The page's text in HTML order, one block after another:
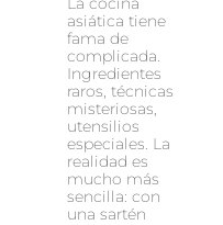
asiática tiene
fama de
complicada.
Ingredientes
raros, técnicas
misteriosas,
utensilios
especiales. La
realidad es
mucho más
sencilla: con
una sartén